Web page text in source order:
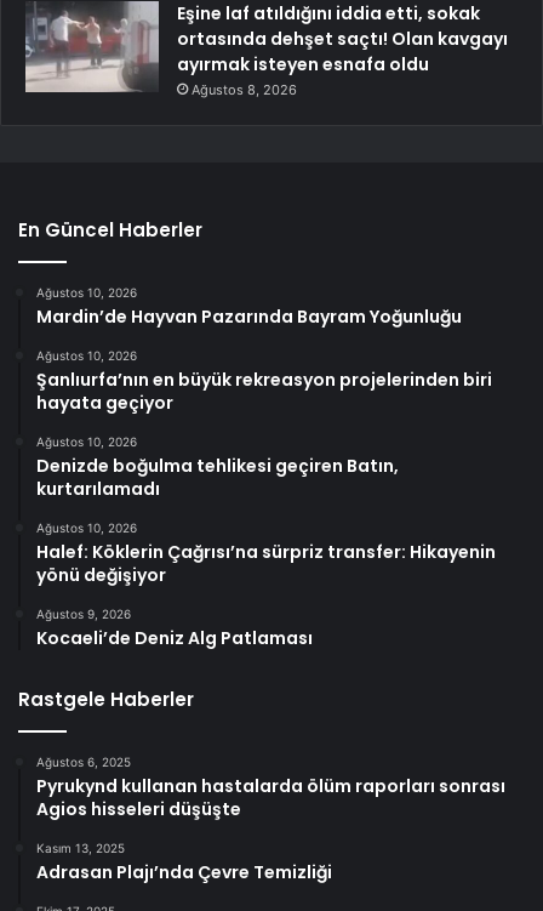
Eşine laf atıldığını iddia etti, sokak
ortasında dehşet saçtı! Olan kavgayı
ayırmak isteyen esnafa oldu
Ağustos 8, 2026
En Güncel Haberler
Ağustos 10, 2026
Mardin’de Hayvan Pazarında Bayram Yoğunluğu
Ağustos 10, 2026
Şanlıurfa’nın en büyük rekreasyon projelerinden biri
hayata geçiyor
Ağustos 10, 2026
Denizde boğulma tehlikesi geçiren Batın,
kurtarılamadı
Ağustos 10, 2026
Halef: Köklerin Çağrısı’na sürpriz transfer: Hikayenin
yönü değişiyor
Ağustos 9, 2026
Kocaeli’de Deniz Alg Patlaması
Rastgele Haberler
Ağustos 6, 2025
Pyrukynd kullanan hastalarda ölüm raporları sonrası
Agios hisseleri düşüşte
Kasım 13, 2025
Adrasan Plajı’nda Çevre Temizliği